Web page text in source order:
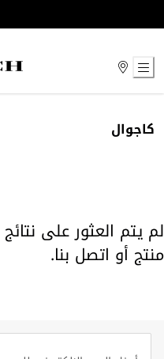
to
كاجوال
لم يتم العثور على
منتج أو اتصل بنا.